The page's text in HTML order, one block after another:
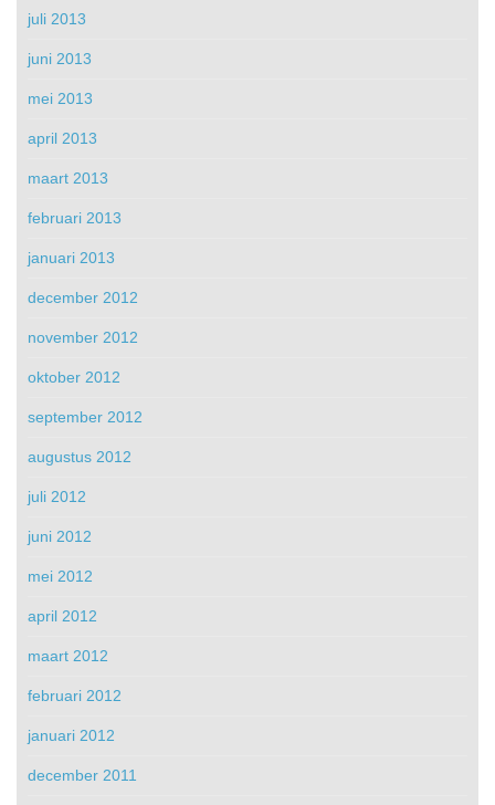
juli 2013
juni 2013
mei 2013
april 2013
maart 2013
februari 2013
januari 2013
december 2012
november 2012
oktober 2012
september 2012
augustus 2012
juli 2012
juni 2012
mei 2012
april 2012
maart 2012
februari 2012
januari 2012
december 2011